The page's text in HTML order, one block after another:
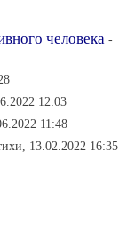
человека -
12:03
11:48
13.02.2022 16:35